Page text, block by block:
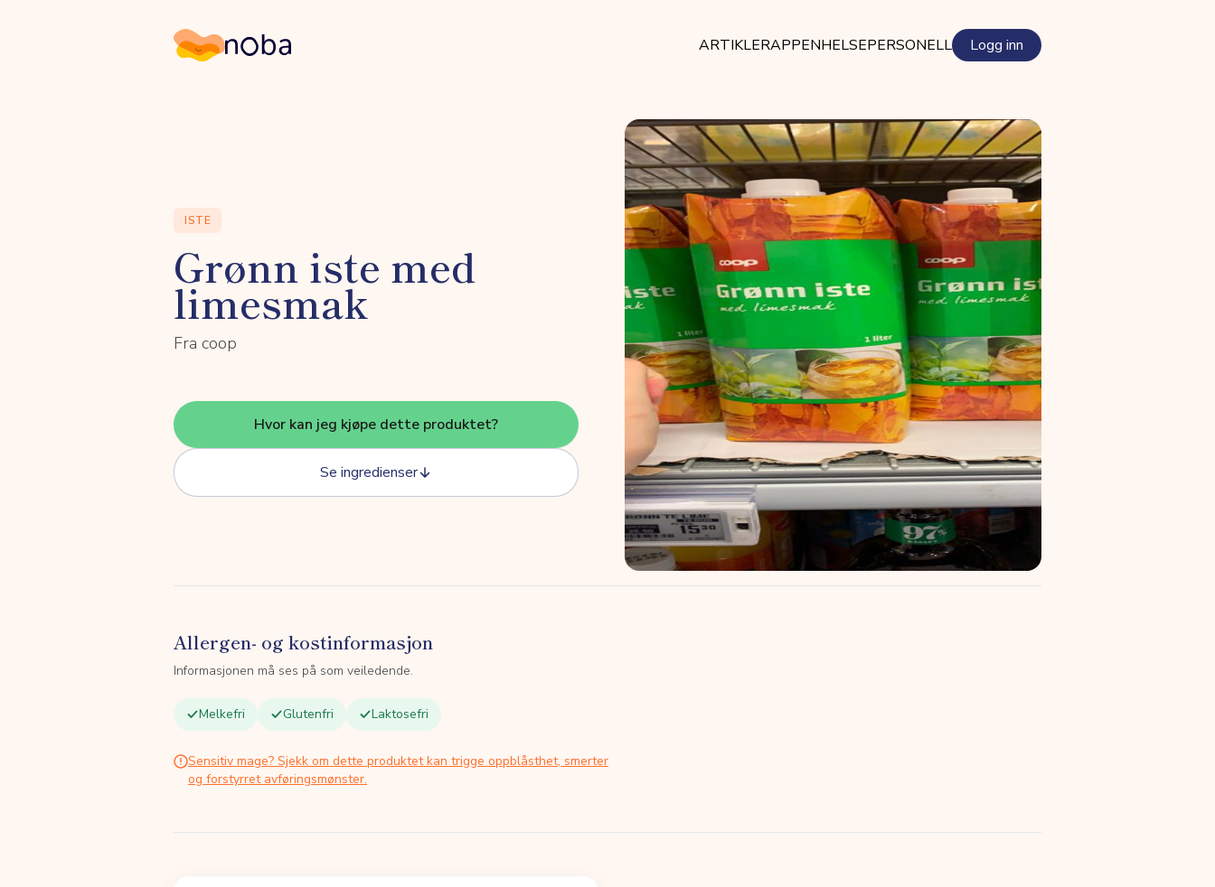
Noba ARTIKLERAPPENHELSEPERSONELL Logg inn
ISTE
Grønn iste med
limesmak
Fra coop
Hvor kan jeg kjøpe dette produktet?
Se ingredienser
Allergen- og kostinformasjon
Informasjonen må ses på som veiledende.
Melkefri Glutenfri Laktosefri
Sensitiv mage? Sjekk om dette produktet kan trigge oppblåsthet, smerter
og forstyrret avføringsmønster.